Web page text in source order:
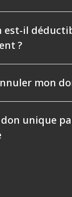
est-il
?
mon
don unique